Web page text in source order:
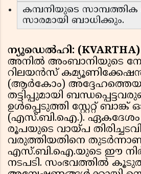
കമ്പനിയുടെ
സാരമായി ബാധിക്കും.
ന്യൂഡെൽഹി: (KVARTHA)
അനിൽ അംബാനിയുടെ
റിലയൻസ്
(ആർകോം)
തട്ടിപ്പുമായി
ഉൾപ്പെടുത്തി സ്റ്റേറ്റ്
(എസ്.ബി.ഐ.). ഏകദേശം
രൂപയുടെ വായ്പ
വരുത്തിയതിനെ
എസ്.ബി.ഐ.യുടെ ഈ
നടപടി. സംഭവത്തിൽ